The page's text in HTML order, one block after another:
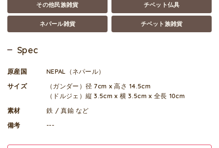
その他民族雑貨 チベット仏具
ネパール雑貨 チベット族雑貨
Spec
原産国
NEPAL（ネパール）
サイズ
（ガンダー）径 7cm x 高さ 14.5cm
（ドルジェ）縦 3.5cm x 横 3.5cm x 全長 10cm
素材
鉄 / 真鍮 など
備考
---